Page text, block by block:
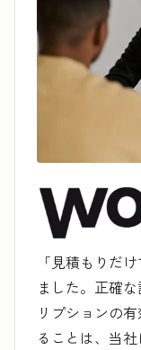
「見積もりだ
ました。正確
リプションの
ることは、当